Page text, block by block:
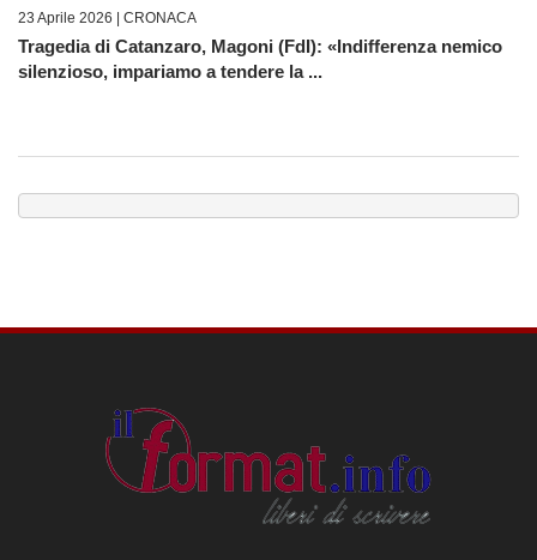
23 Aprile 2026 | CRONACA
Tragedia di Catanzaro, Magoni (FdI): «Indifferenza nemico
silenzioso, impariamo a tendere la ...